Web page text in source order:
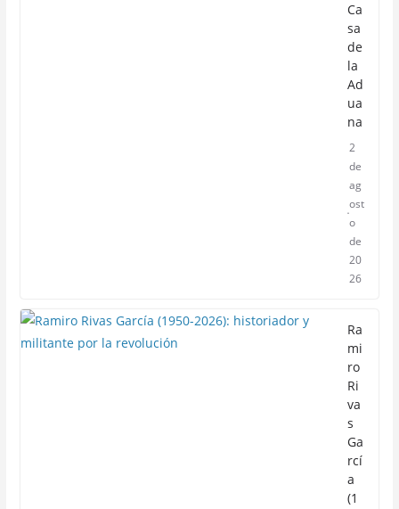
Ca
sa
de
la
Ad
ua
na
2
de
ag
ost
o
de
20
26
Ra
mi
ro
Ri
va
s
Ga
rcí
a
(1